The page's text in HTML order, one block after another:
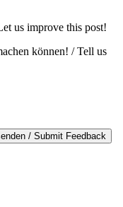
us improve this post!
können! / Tell us
/ Submit Feedback